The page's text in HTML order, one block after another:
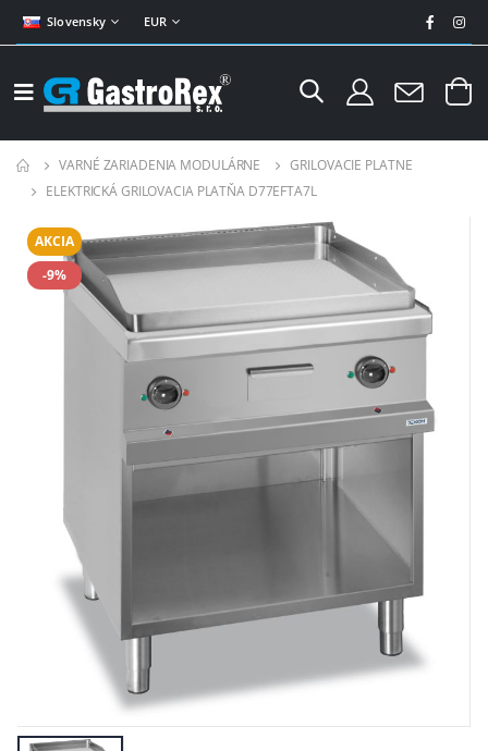
Slovensky EUR
VARNÉ ZARIADENIA MODULÁRNE
GRILOVACIE PLATNE
ELEKTRICKÁ GRILOVACIA PLATŇA D77EFTA7L
AKCIA
-9%